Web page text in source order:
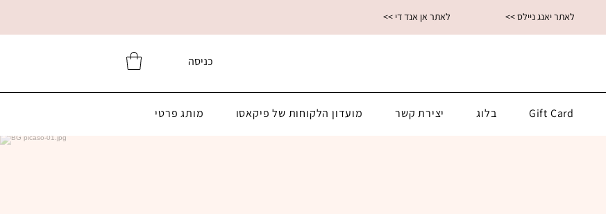
<< לאתר אן אנד די << לאתר יאנג ניילס
כניסה
Gift Card בלוג יצירת קשר מועדון הלקוחות של פיקאסו מותג פרטי